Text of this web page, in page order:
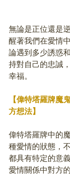
無論是正位還是
醒著我們在愛情
論遇到多少誘惑
持對自己的忠誠
幸福。
【偉特塔羅牌魔
方想法】
偉特塔羅牌中的
種愛情的狀態，
都具有特定的意
愛情關係中對方